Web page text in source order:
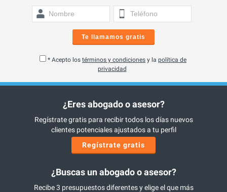
Te llamamos gratis
* Acepto los términos y condiciones y la política de
privacidad
¿Eres abogado o asesor?
Regístrate gratis para recibir todos los días nuevos
clientes potenciales ajustados a tu perfil
Regístrate gratis
¿Buscas un abogado o asesor?
Recibe 3 presupuestos diferentes y elige el que más